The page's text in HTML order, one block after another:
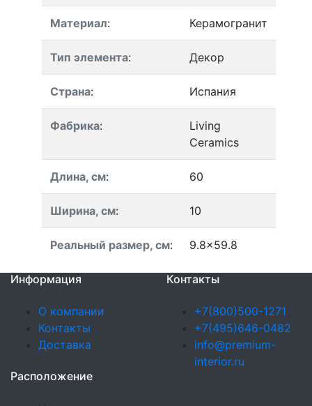
Материал: Керамогранит
Тип элемента: Декор
Страна: Испания
Фабрика:
Living
Ceramics
Длина, см: 60
Ширина, см: 10
Реальный размер, см: 9.8x59.8
Информация
О компании
Контакты
Доставка
Контакты
+7(800)500-1271
+7(495)646-0482
info@premium-
interior.ru
Расположение